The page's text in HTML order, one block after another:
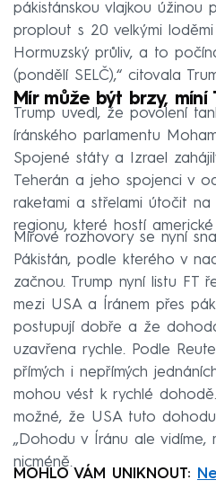
pákistánskou vlajkou úžinou
proplout s 20 velkými
Hormuzský průliv, a to
(pondělí SELČ),“ citovala
Mír může být brzy, míní
Trump uvedl, že povolení
íránského parlamentu
Spojené státy a Izrael
Teherán a jeho spojenci v
raketami a střelami útočit
regionu, které hostí americké
Mírové rozhovory se nyní
Pákistán, podle kterého v
začnou. Trump nyní listu FT
mezi USA a Íránem přes
postupují dobře a že
uzavřena rychle. Podle
přímých i nepřímých
mohou vést k rychlé
možné, že USA tuto
„Dohodu v Íránu ale vidíme,
nicméně.
MOHLO VÁM UNIKNOUT: